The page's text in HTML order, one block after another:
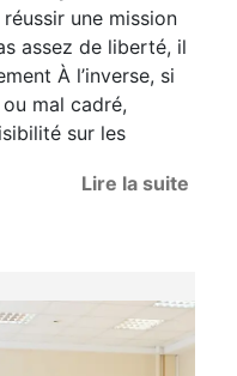
une mission
assez de liberté, il
À l’inverse, si
mal cadré,
sur les
Lire la suite